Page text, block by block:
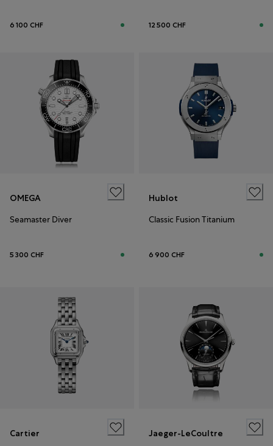
6 100 CHF 12 500 CHF
OMEGA
Seamaster Diver
5 300 CHF
Hublot
Classic Fusion Titanium
6 900 CHF
Cartier
Jaeger-LeCoultre